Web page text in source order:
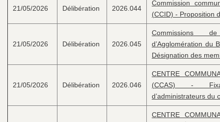
21/05/2026 Délibération 2026.044
Commission
(CCID) - Proposition
21/05/2026 Délibération 2026.045
Commissions
d’Agglomération du
Désignation des
21/05/2026 Délibération 2026.046
CENTRE
(CCAS) -
d’administrateurs du
CENTRE